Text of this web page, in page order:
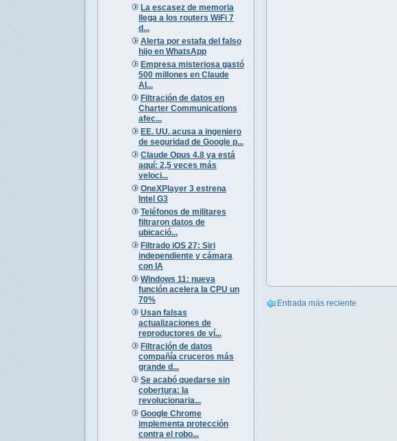
La escasez de memoria
llega a los routers WiFi 7
d...
Alerta por estafa del falso
hijo en WhatsApp
Empresa misteriosa gastó
500 millones en Claude
AI...
Filtración de datos en
Charter Communications
afec...
EE. UU. acusa a ingeniero
de seguridad de Google p...
Claude Opus 4.8 ya está
aquí: 2,5 veces más
veloci...
OneXPlayer 3 estrena
Intel G3
Teléfonos de militares
filtraron datos de
ubicació...
Filtrado iOS 27: Siri
independiente y cámara
con IA
Windows 11: nueva
función acelera la CPU un
70%
Usan falsas
actualizaciones de
reproductores de ví...
Filtración de datos
compañía cruceros más
grande d...
Se acabó quedarse sin
cobertura: la
revolucionaria...
Google Chrome
implementa protección
contra el robo...
Entrada más reciente